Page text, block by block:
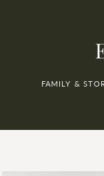
FAMILY &